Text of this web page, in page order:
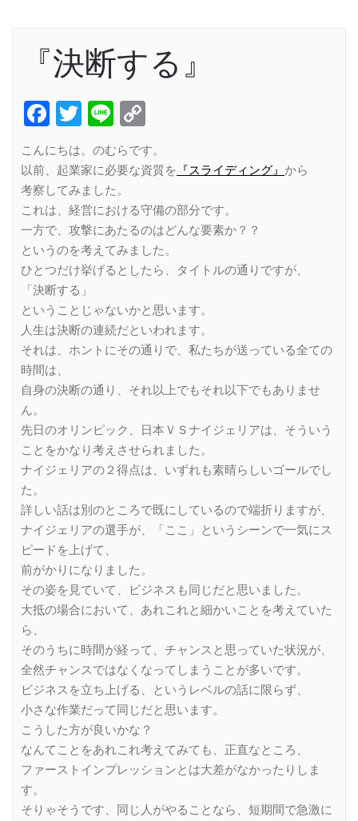
『決断する』
Facebook
Twitter
Line
Link
こんにちは。のむらです。
以前、起業家に必要な資質を 『スライディング』 から
考察してみました。
これは、経営における守備の部分です。
一方で、攻撃にあたるのはどんな要素か？？
というのを考えてみました。
ひとつだけ挙げるとしたら、タイトルの通りですが、
「決断する」
ということじゃないかと思います。
人生は決断の連続だといわれます。
それは、ホントにその通りで、私たちが送っている全ての
時間は、
自身の決断の通り、それ以上でもそれ以下でもありませ
ん。
先日のオリンピック、日本ＶＳナイジェリアは、そういう
ことをかなり考えさせられました。
ナイジェリアの２得点は、いずれも素晴らしいゴールでし
た。
詳しい話は別のところで既にしているので端折りますが、
ナイジェリアの選手が、「ここ」というシーンで一気にス
ピードを上げて、
前がかりになりました。
その姿を見ていて、ビジネスも同じだと思いました。
大抵の場合において、あれこれと細かいことを考えていた
ら、
そのうちに時間が経って、チャンスと思っていた状況が、
全然チャンスではなくなってしまうことが多いです。
ビジネスを立ち上げる、というレベルの話に限らず、
小さな作業だって同じだと思います。
こうした方が良いかな？
なんてことをあれこれ考えてみても、正直なところ、
ファーストインプレッションとは大差がなかったりしま
す。
そりゃそうです、同じ人がやることなら、短期間で急激に